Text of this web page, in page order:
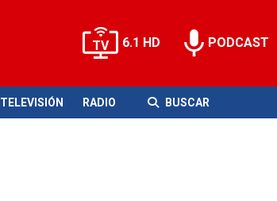
6.1 HD PODCAST
TELEVISIÓN RADIO BUSCAR